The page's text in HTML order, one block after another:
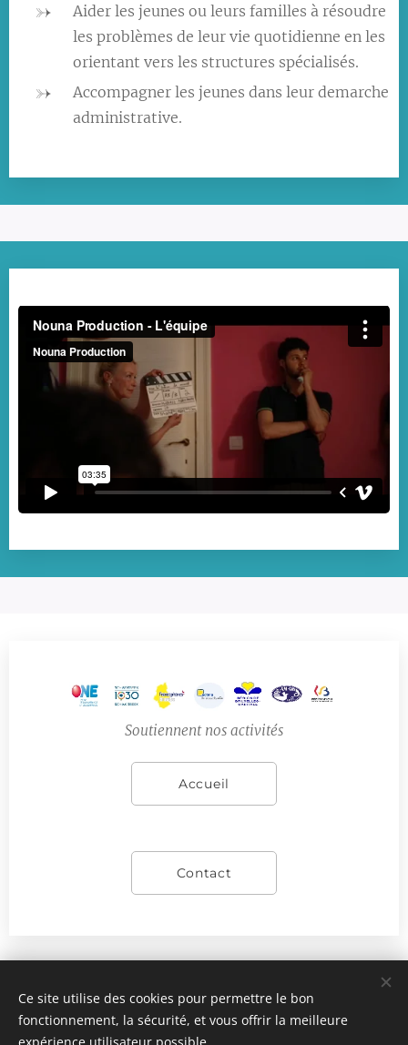
Aider les jeunes ou leurs familles à résoudre
les problèmes de leur vie quotidienne en les
orientant vers les structures spécialisés.
Accompagner les jeunes dans leur demarche
administrative.
Soutiennent nos activités
Accueil
Contact
Images fournies parPexels
Ce site utilise des cookies pour permettre le bon
fonctionnement, la sécurité, et vous offrir la meilleure